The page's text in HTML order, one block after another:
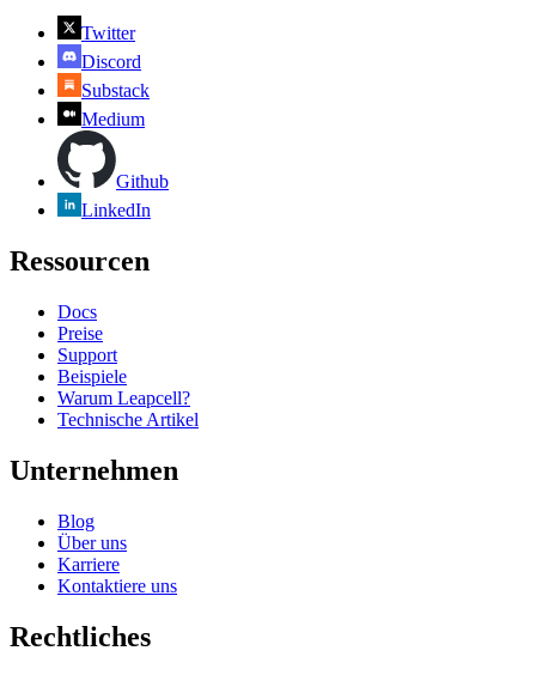
Twitter
Discord
Substack
Medium
Github
LinkedIn
Ressourcen
Docs
Preise
Support
Beispiele
Warum Leapcell?
Technische Artikel
Unternehmen
Blog
Über uns
Karriere
Kontaktiere uns
Rechtliches